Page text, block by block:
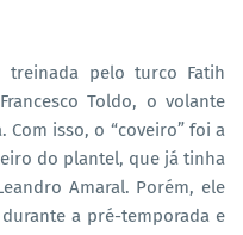
treinada pelo turco Fatih
Toldo, o volante
Com isso, o “coveiro” foi a
do plantel, que já tinha
Amaral. Porém, ele
a pré-temporada e